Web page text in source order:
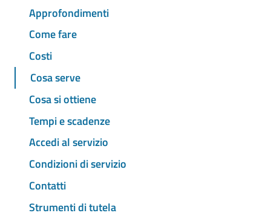
Approfondimenti
Come fare
Costi
Cosa serve
Cosa si ottiene
Tempi e scadenze
Accedi al servizio
Condizioni di servizio
Contatti
Strumenti di tutela